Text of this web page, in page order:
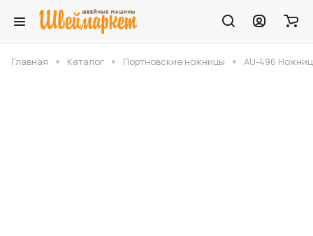
Главная Каталог Портновские ножницы AU-496